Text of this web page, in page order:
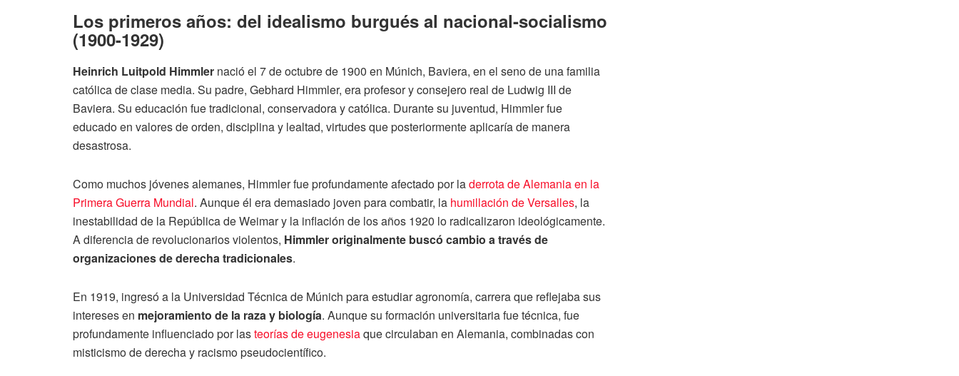
Los primeros años: del idealismo burgués al nacional-socialismo
(1900-1929)
Heinrich Luitpold Himmler nació el 7 de octubre de 1900 en Múnich, Baviera, en el seno de una familia
católica de clase media. Su padre, Gebhard Himmler, era profesor y consejero real de Ludwig III de
Baviera. Su educación fue tradicional, conservadora y católica. Durante su juventud, Himmler fue
educado en valores de orden, disciplina y lealtad, virtudes que posteriormente aplicaría de manera
desastrosa.
Como muchos jóvenes alemanes, Himmler fue profundamente afectado por laderrota de Alemania en la
Primera Guerra Mundial. Aunque él era demasiado joven para combatir, la humillación de Versalles, la
inestabilidad de la República de Weimar y la inflación de los años 1920 lo radicalizaron ideológicamente.
A diferencia de revolucionarios violentos, Himmler originalmente buscó cambio a través de
organizaciones de derecha tradicionales.
En 1919, ingresó a la Universidad Técnica de Múnich para estudiar agronomía, carrera que reflejaba sus
intereses en mejoramiento de la raza y biología. Aunque su formación universitaria fue técnica, fue
profundamente influenciado por lasteorías de eugenesiaque circulaban en Alemania, combinadas con
misticismo de derecha y racismo pseudocientífico.